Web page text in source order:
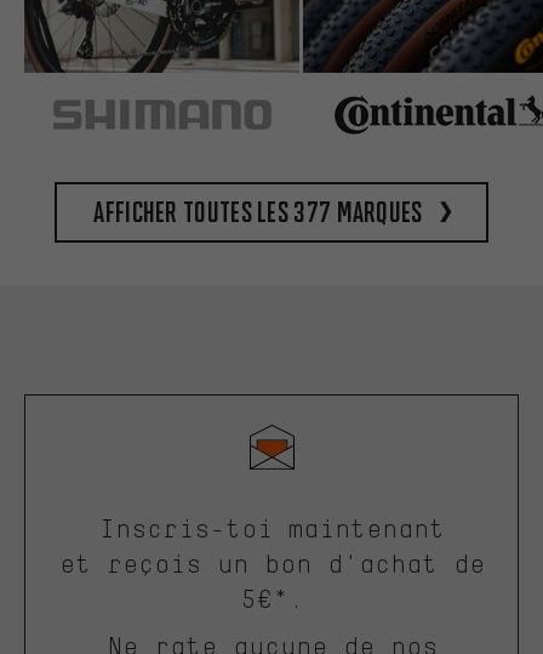
Afficher toutes les 377 marques
Inscris-toi maintenant
et reçois un bon d'achat de
5€*.
Ne rate aucune de nos